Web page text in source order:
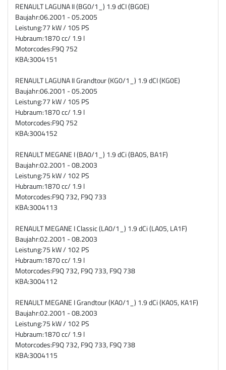
RENAULT LAGUNA II (BG0/1_) 1.9 dCI (BG0E)
Baujahr:06.2001 - 05.2005
Leistung:77 kW / 105 PS
Hubraum:1870 cc/ 1.9 l
Motorcodes:F9Q 752
KBA:3004151
RENAULT LAGUNA II Grandtour (KG0/1_) 1.9 dCI (KG0E)
Baujahr:06.2001 - 05.2005
Leistung:77 kW / 105 PS
Hubraum:1870 cc/ 1.9 l
Motorcodes:F9Q 752
KBA:3004152
RENAULT MEGANE I (BA0/1_) 1.9 dCi (BA05, BA1F)
Baujahr:02.2001 - 08.2003
Leistung:75 kW / 102 PS
Hubraum:1870 cc/ 1.9 l
Motorcodes:F9Q 732, F9Q 733
KBA:3004113
RENAULT MEGANE I Classic (LA0/1_) 1.9 dCi (LA05, LA1F)
Baujahr:02.2001 - 08.2003
Leistung:75 kW / 102 PS
Hubraum:1870 cc/ 1.9 l
Motorcodes:F9Q 732, F9Q 733, F9Q 738
KBA:3004112
RENAULT MEGANE I Grandtour (KA0/1_) 1.9 dCi (KA05, KA1F)
Baujahr:02.2001 - 08.2003
Leistung:75 kW / 102 PS
Hubraum:1870 cc/ 1.9 l
Motorcodes:F9Q 732, F9Q 733, F9Q 738
KBA:3004115